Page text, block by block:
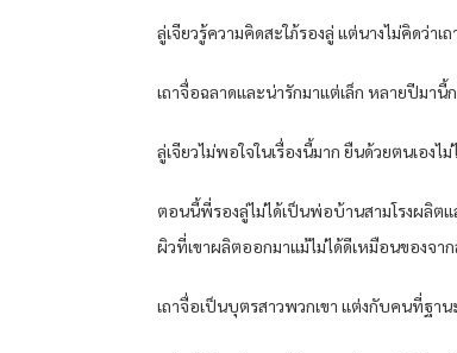
ลู่เจียวรู้ความคิดสะใภ้รองลู่ แต่นางไม่คิดว่าเ
เถาจื่อฉลาดและน่ารักมาแต่เล็ก หลายปีมา
ลู่เจียวไม่พอใจในเรื่องนี้มาก ยืนด้วยตนเอง
ตอนนี้พี่รองลู่ไม่ได้เป็นพ่อบ้านสามโรงผลิตแ
ผิวที่เขาผลิตออกมาแม้ไม่ได้ดีเหมือนของจา
เถาจื่อเป็นบุตรสาวพวกเขา แต่งกับคนที่ฐา